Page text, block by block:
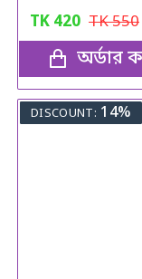
TK 420 TK550
অর্ডার
DISCOUNT: 14%